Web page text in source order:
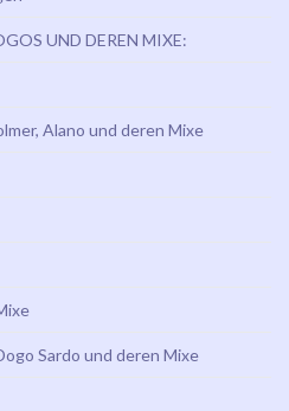
UND DEREN MIXE:
Alano und deren Mixe
Sardo und deren Mixe